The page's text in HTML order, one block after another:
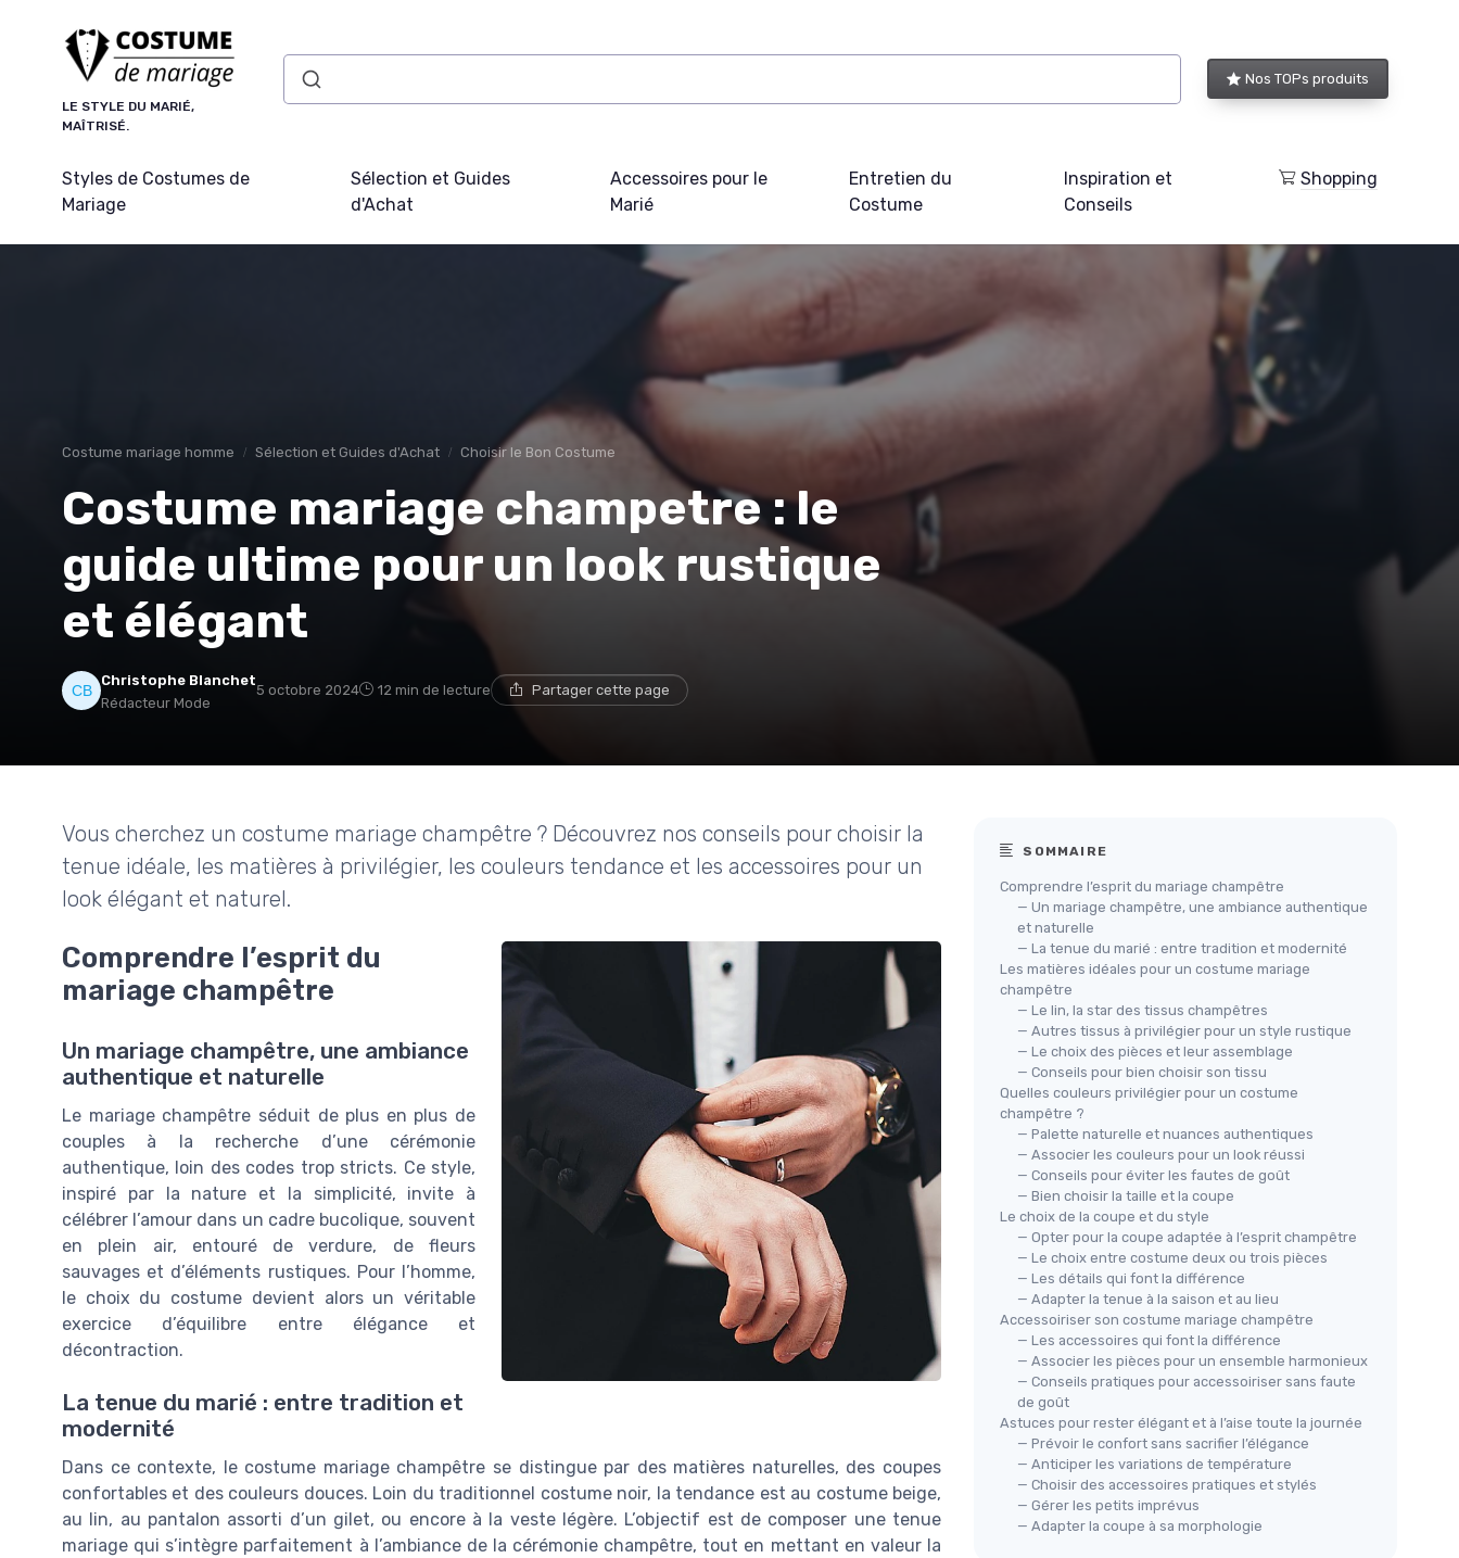
LE STYLE DU MARIÉ,
MAÎTRISÉ.
Nos TOPs produits
Styles de Costumes de
Mariage
Sélection et Guides
d'Achat
Accessoires pour le
Marié
Entretien du
Costume
Inspiration et
Conseils
Shopping
Costume mariage homme Sélection et Guides d'Achat Choisir le Bon Costume
Costume mariage champetre : le
guide ultime pour un look rustique
et élégant
Christophe Blanchet
Rédacteur Mode
5 octobre 2024 12 min de lecture Partager cette page
Vous cherchez un costume mariage champêtre ? Découvrez nos conseils pour choisir la
tenue idéale, les matières à privilégier, les couleurs tendance et les accessoires pour un
look élégant et naturel.
Comprendre l’esprit du
mariage champêtre
Un mariage champêtre, une ambiance
authentique et naturelle
Le mariage champêtre séduit de plus en plus de
couples à la recherche d’une cérémonie
authentique, loin des codes trop stricts. Ce style,
inspiré par la nature et la simplicité, invite à
célébrer l’amour dans un cadre bucolique, souvent
en plein air, entouré de verdure, de fleurs
sauvages et d’éléments rustiques. Pour l’homme,
le choix du costume devient alors un véritable
exercice d’équilibre entre élégance et
décontraction.
La tenue du marié : entre tradition et
modernité
Dans ce contexte, le costume mariage champêtre se distingue par des matières naturelles, des coupes
confortables et des couleurs douces. Loin du traditionnel costume noir, la tendance est au costume beige,
au lin, au pantalon assorti d’un gilet, ou encore à la veste légère. L’objectif est de composer une tenue
mariage qui s’intègre parfaitement à l’ambiance de la cérémonie champêtre, tout en mettant en valeur la
SOMMAIRE
Comprendre l’esprit du mariage champêtre
— Un mariage champêtre, une ambiance authentique
et naturelle
— La tenue du marié : entre tradition et modernité
Les matières idéales pour un costume mariage
champêtre
— Le lin, la star des tissus champêtres
— Autres tissus à privilégier pour un style rustique
— Le choix des pièces et leur assemblage
— Conseils pour bien choisir son tissu
Quelles couleurs privilégier pour un costume
champêtre ?
— Palette naturelle et nuances authentiques
— Associer les couleurs pour un look réussi
— Conseils pour éviter les fautes de goût
— Bien choisir la taille et la coupe
Le choix de la coupe et du style
— Opter pour la coupe adaptée à l’esprit champêtre
— Le choix entre costume deux ou trois pièces
— Les détails qui font la différence
— Adapter la tenue à la saison et au lieu
Accessoiriser son costume mariage champêtre
— Les accessoires qui font la différence
— Associer les pièces pour un ensemble harmonieux
— Conseils pratiques pour accessoiriser sans faute
de goût
Astuces pour rester élégant et à l’aise toute la journée
— Prévoir le confort sans sacrifier l’élégance
— Anticiper les variations de température
— Choisir des accessoires pratiques et stylés
— Gérer les petits imprévus
— Adapter la coupe à sa morphologie